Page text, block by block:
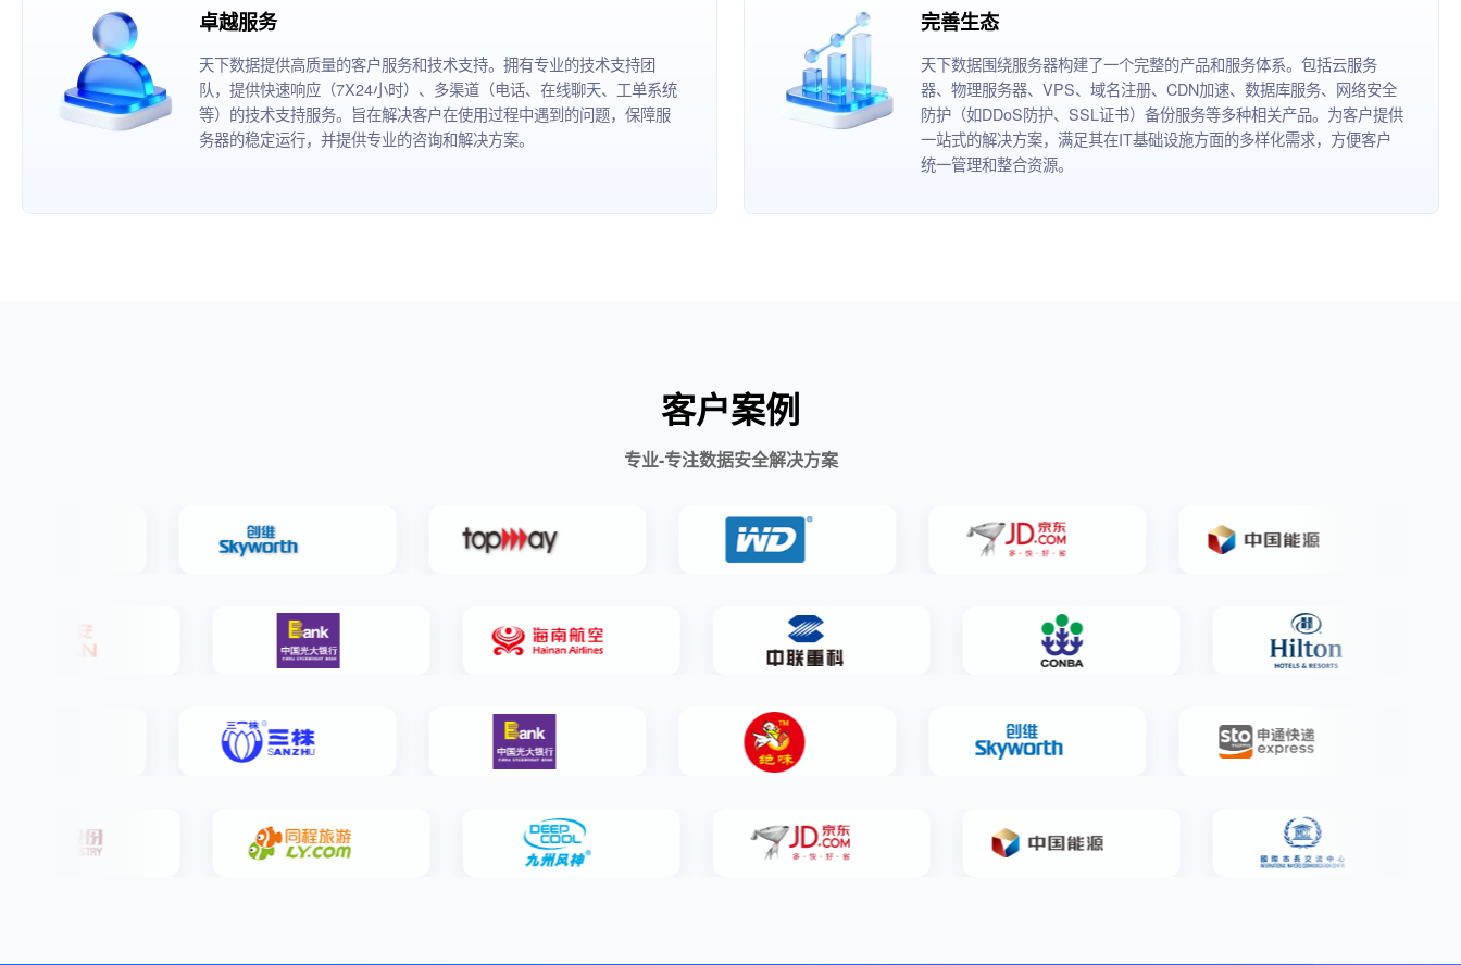
卓越服务
天下数据提供高质量的客户服务和技术支持。拥有专业的技术支持团
队，提供快速响应（7X24小时）、多渠道（电话、在线聊天、工单系统
等）的技术支持服务。旨在解决客户在使用过程中遇到的问题，保障服
务器的稳定运行，并提供专业的咨询和解决方案。
完善生态
天下数据围绕服务器构建了一个完整的产品和服务体系。包括云服务
器、物理服务器、VPS、域名注册、CDN加速、数据库服务、网络安全
防护（如DDoS防护、SSL证书）备份服务等多种相关产品。为客户提供
一站式的解决方案，满足其在IT基础设施方面的多样化需求，方便客户
统一管理和整合资源。
客户案例
专业-专注数据安全解决方案